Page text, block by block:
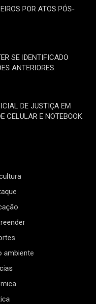
POR ATOS PÓS-
SE IDENTIFICADO
ANTERIORES.
DE JUSTIÇA EM
CELULAR E NOTEBOOK.
ambiente